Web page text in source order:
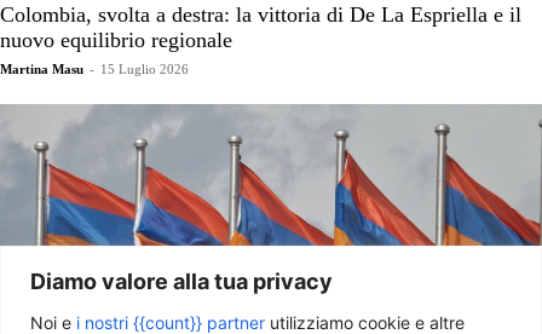
Diamo valore alla tua privacy
Noi e i nostri {{count}} partner utilizziamo cookie e altre
Colombia, svolta a destra: la vittoria di De La Espriella e il
nuovo equilibrio regionale
Martina Masu - 15 Luglio 2026